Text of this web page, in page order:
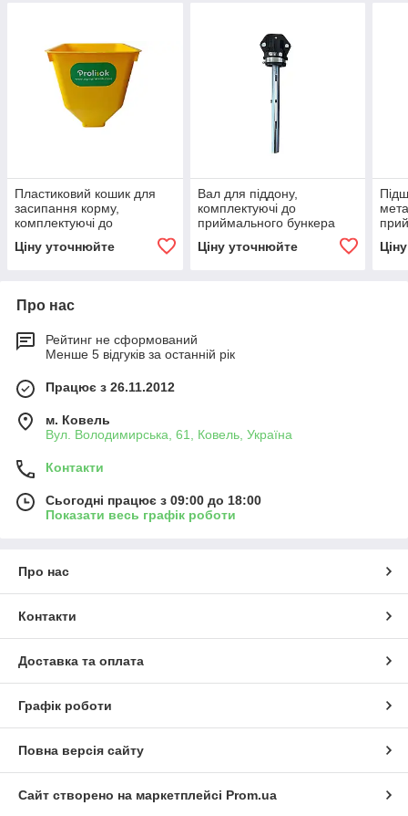
Пластиковий кошик для
засипання корму,
комплектуючі до
приймального бункера 60
л
Ціну уточнюйте
Вал для піддону,
комплектуючі до
приймального бункера
Ціну уточнюйте
Про нас
Рейтинг не сформований
Менше 5 відгуків за останній рік
Працює з 26.11.2012
м. Ковель
Вул. Володимирська, 61, Ковель, Україна
Контакти
Сьогодні працює з 09:00 до 18:00
Показати весь графік роботи
Про нас
Контакти
Доставка та оплата
Графік роботи
Повна версія сайту
Сайт створено на маркетплейсі Prom.ua